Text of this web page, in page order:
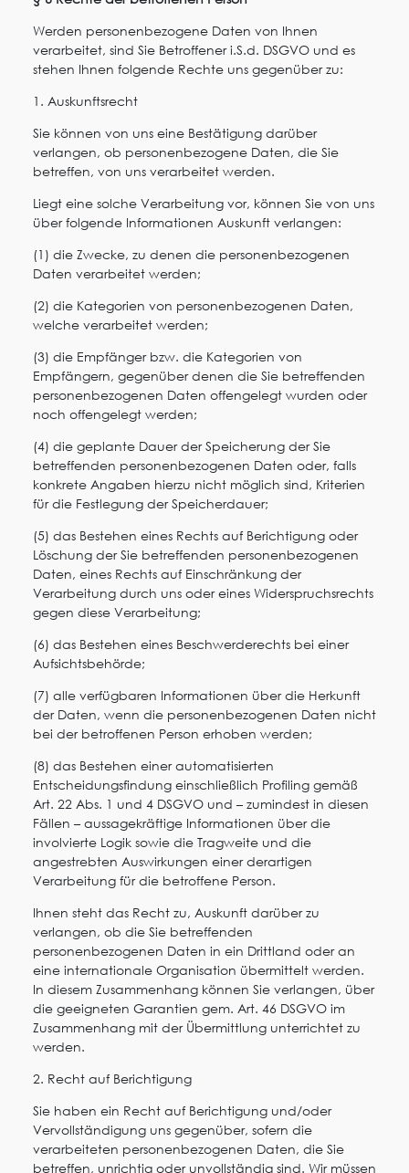
Werden personenbezogene Daten von Ihnen
verarbeitet, sind Sie Betroffener i.S.d. DSGVO und es
stehen Ihnen folgende Rechte uns gegenüber zu:
1. Auskunftsrecht
Sie können von uns eine Bestätigung darüber
verlangen, ob personenbezogene Daten, die Sie
betreffen, von uns verarbeitet werden.
Liegt eine solche Verarbeitung vor, können Sie von uns
über folgende Informationen Auskunft verlangen:
(1) die Zwecke, zu denen die personenbezogenen
Daten verarbeitet werden;
(2) die Kategorien von personenbezogenen Daten,
welche verarbeitet werden;
(3) die Empfänger bzw. die Kategorien von
Empfängern, gegenüber denen die Sie betreffenden
personenbezogenen Daten offengelegt wurden oder
noch offengelegt werden;
(4) die geplante Dauer der Speicherung der Sie
betreffenden personenbezogenen Daten oder, falls
konkrete Angaben hierzu nicht möglich sind, Kriterien
für die Festlegung der Speicherdauer;
(5) das Bestehen eines Rechts auf Berichtigung oder
Löschung der Sie betreffenden personenbezogenen
Daten, eines Rechts auf Einschränkung der
Verarbeitung durch uns oder eines Widerspruchsrechts
gegen diese Verarbeitung;
(6) das Bestehen eines Beschwerderechts bei einer
Aufsichtsbehörde;
(7) alle verfügbaren Informationen über die Herkunft
der Daten, wenn die personenbezogenen Daten nicht
bei der betroffenen Person erhoben werden;
(8) das Bestehen einer automatisierten
Entscheidungsfindung einschließlich Profiling gemäß
Art. 22 Abs. 1 und 4 DSGVO und – zumindest in diesen
Fällen – aussagekräftige Informationen über die
involvierte Logik sowie die Tragweite und die
angestrebten Auswirkungen einer derartigen
Verarbeitung für die betroffene Person.
Ihnen steht das Recht zu, Auskunft darüber zu
verlangen, ob die Sie betreffenden
personenbezogenen Daten in ein Drittland oder an
eine internationale Organisation übermittelt werden.
In diesem Zusammenhang können Sie verlangen, über
die geeigneten Garantien gem. Art. 46 DSGVO im
Zusammenhang mit der Übermittlung unterrichtet zu
werden.
2. Recht auf Berichtigung
Sie haben ein Recht auf Berichtigung und/oder
Vervollständigung uns gegenüber, sofern die
verarbeiteten personenbezogenen Daten, die Sie
betreffen, unrichtig oder unvollständig sind. Wir müssen